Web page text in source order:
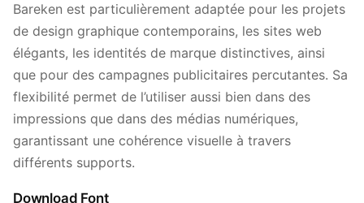
Bareken est particulièrement adaptée pour les projets
de design graphique contemporains, les sites web
élégants, les identités de marque distinctives, ainsi
que pour des campagnes publicitaires percutantes. Sa
flexibilité permet de l’utiliser aussi bien dans des
impressions que dans des médias numériques,
garantissant une cohérence visuelle à travers
différents supports.
Download Font